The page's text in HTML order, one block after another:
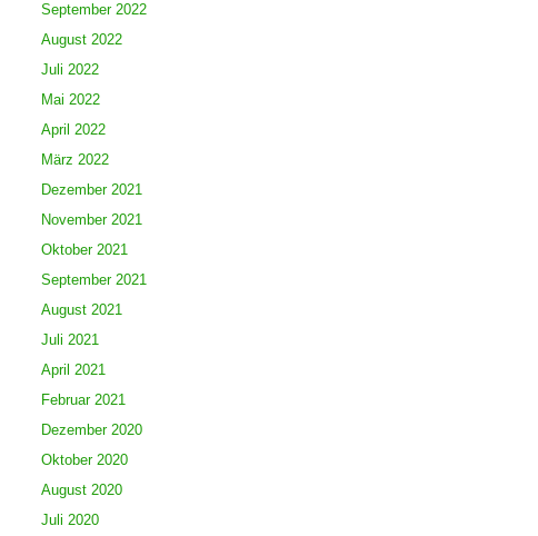
September 2022
August 2022
Juli 2022
Mai 2022
April 2022
März 2022
Dezember 2021
November 2021
Oktober 2021
September 2021
August 2021
Juli 2021
April 2021
Februar 2021
Dezember 2020
Oktober 2020
August 2020
Juli 2020